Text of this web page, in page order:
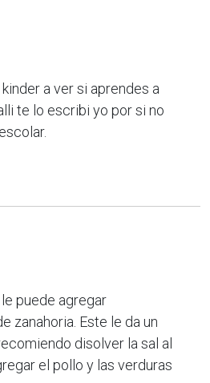
a ver si aprendes a
te lo escribi yo por si no
puede agregar
zanahoria. Este le da un
disolver la sal al
el pollo y las verduras